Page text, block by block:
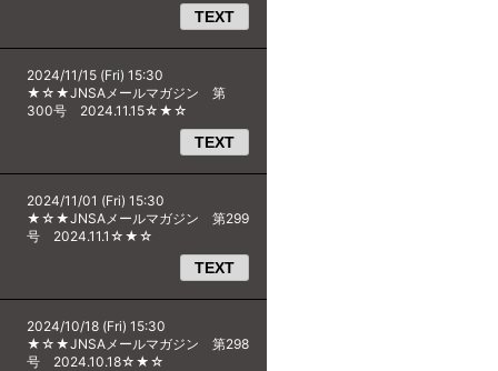
TEXT
2024/11/15 (Fri) 15:30
★☆★JNSAメールマガジン 第
300号 2024.11.15☆★☆
TEXT
2024/11/01 (Fri) 15:30
★☆★JNSAメールマガジン 第299
号 2024.11.1☆★☆
TEXT
2024/10/18 (Fri) 15:30
★☆★JNSAメールマガジン 第298
号 2024.10.18☆★☆